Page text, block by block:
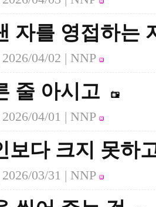
자를 영접하는
2026/04/02 | NNP
줄 아시고
2026/04/01 | NNP
보다 크지 못하
2026/03/31 | NNP